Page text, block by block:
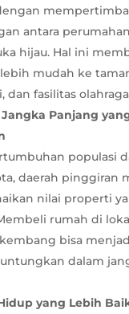
antara
hijau. Hal ini
mudah ke
dan fasilitas
Panjang
populasi
daerah pinggiran
nilai properti
rumah di
bisa
dalam
yang Lebih